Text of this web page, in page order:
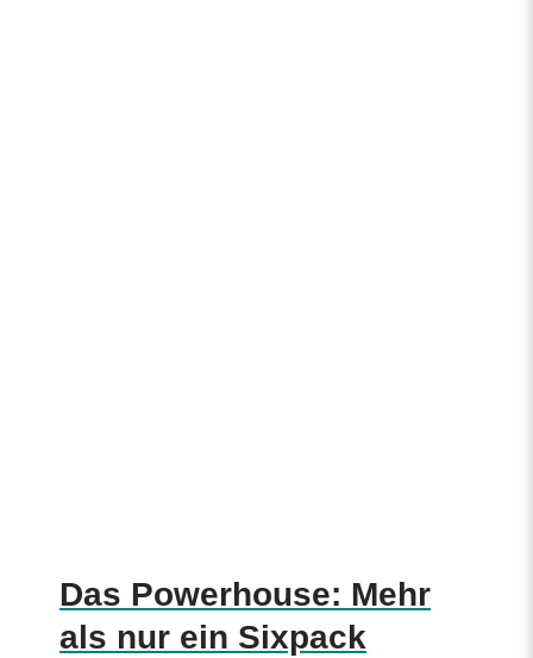
Das Powerhouse: Mehr
als nur ein Sixpack